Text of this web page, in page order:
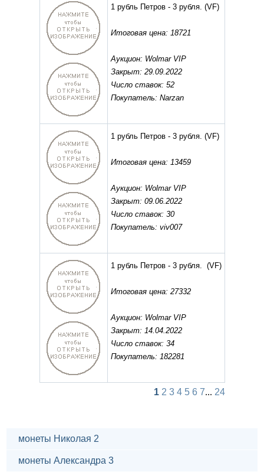
1 рубль Петров - 3 рубля. (VF)
Итоговая цена: 18721
Аукцион: Wolmar VIP
Закрыт: 29.09.2022
Число ставок: 52
Покупатель: Narzan
1 рубль Петров - 3 рубля. (VF)
Итоговая цена: 13459
Аукцион: Wolmar VIP
Закрыт: 09.06.2022
Число ставок: 30
Покупатель: viv007
1 рубль Петров - 3 рубля. (VF)
Итоговая цена: 27332
Аукцион: Wolmar VIP
Закрыт: 14.04.2022
Число ставок: 34
Покупатель: 182281
1 2 3 4 5 6 7... 24
монеты Николая 2
монеты Александра 3